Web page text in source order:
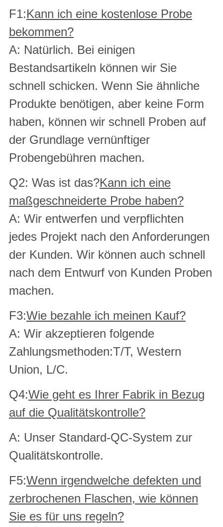
F1:Kann ich eine kostenlose Probe
bekommen?
A: Natürlich. Bei einigen
Bestandsartikeln können wir Sie
schnell schicken. Wenn Sie ähnliche
Produkte benötigen, aber keine Form
haben, können wir schnell Proben auf
der Grundlage vernünftiger
Probengebühren machen.
Q2: Was ist das?Kann ich eine
maßgeschneiderte Probe haben?
A: Wir entwerfen und verpflichten
jedes Projekt nach den Anforderungen
der Kunden. Wir können auch schnell
nach dem Entwurf von Kunden Proben
machen.
F3:Wie bezahle ich meinen Kauf?
A: Wir akzeptieren folgende
Zahlungsmethoden:T/T, Western
Union, L/C.
Q4:Wie geht es Ihrer Fabrik in Bezug
auf die Qualitätskontrolle?
A: Unser Standard-QC-System zur
Qualitätskontrolle.
F5:Wenn irgendwelche defekten und
zerbrochenen Flaschen, wie können
Sie es für uns regeln?